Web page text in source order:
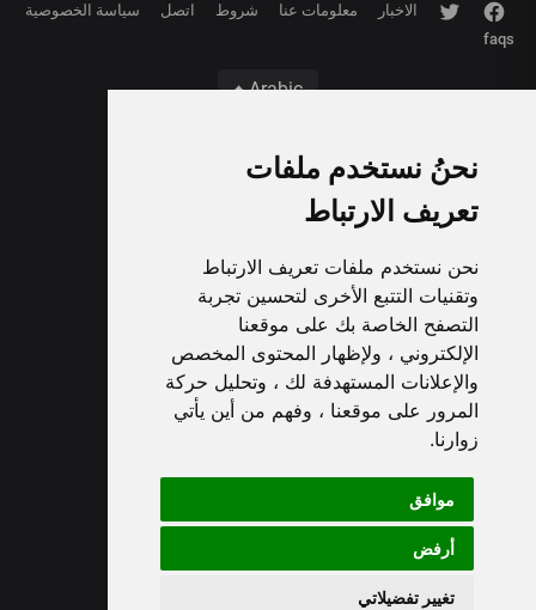
نحنُ نستخدم ملفات
تعريف الارتباط
نحن نستخدم ملفات تعريف الارتباط
وتقنيات التتبع الأخرى لتحسين تجربة
التصفح الخاصة بك على موقعنا
الإلكتروني ، ولإظهار المحتوى المخصص
والإعلانات المستهدفة لك ، وتحليل حركة
المرور على موقعنا ، وفهم من أين يأتي
زوارنا.
موافق
أرفض
تغيير تفضيلاتي
الاخبار معلومات عنا شروط اتصل
سياسة الخصوصية
faqs
Arabic